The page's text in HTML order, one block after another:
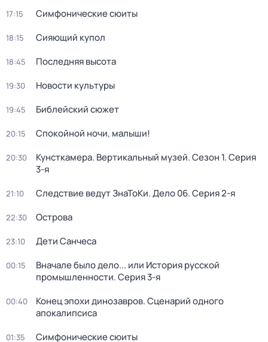
17:15 Симфонические сюиты
18:15 Сияющий купол
18:45 Последняя высота
19:30 Новости культуры
19:45 Библейский сюжет
20:15 Спокойной ночи, малыши!
20:30 Кунсткамера. Вертикальный музей. Сезон 1. Серия
3-я
21:10 Следствие ведут ЗнаТоКи. Дело 06. Серия 2-я
22:30 Острова
23:10 Дети Санчеса
00:15
Вначале было дело... или История русской
промышленности. Серия 3-я
00:40
Конец эпохи динозавров. Сценарий одного
апокалипсиса
01:35 Симфонические сюиты